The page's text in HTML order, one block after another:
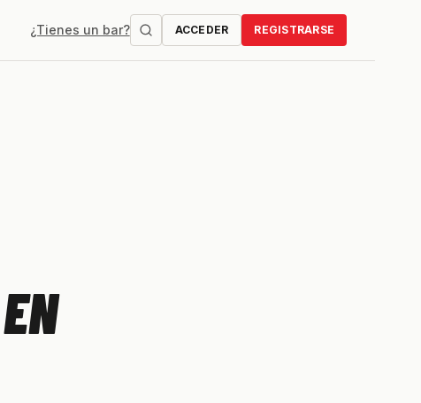
¿Tienes un bar? ACCEDER REGISTRARSE